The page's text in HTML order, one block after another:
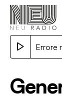
Errore